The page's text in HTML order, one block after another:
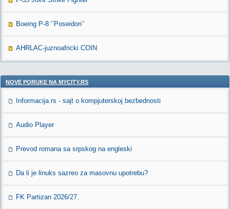
Boeing P-8 ’’Poseidon’’
AHRLAC-juznoafricki COIN
NOVE PORUKE NA MYCITY.RS
Informacija.rs - sajt o kompjuterskoj bezbednosti
Audio Player
Prevod romana sa srpskog na engleski
Da li je linuks sazreo za masovnu upotrebu?
FK Partizan 2026/27.